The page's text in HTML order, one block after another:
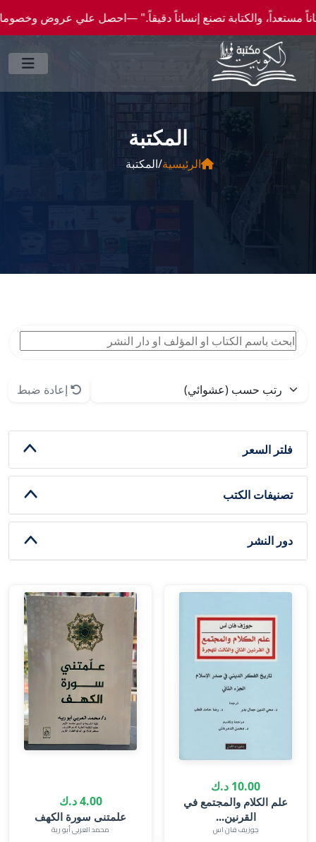
علي عروض وخصومات خاصة عن طريق واتساب 0096550300046 -- شحن الي كافة انحاء العالم
المكتبة
الرئيسية/المكتبة
إعادة ضبط
فلتر السعر
تصنيفات الكتب
دور النشر
10.00 د.ك
علم الكلام والمجتمع في
القرنين...
جوزيف فان اس
4.00 د.ك
علمتنى سورة الكهف
محمد العربى أبو رية